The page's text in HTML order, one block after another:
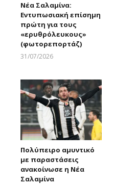
Νέα Σαλαμίνα:
Εντυπωσιακή επίσημη
πρώτη για τους
«ερυθρόλευκους»
(φωτορεπορτάζ)
31/07/2026
Πολύπειρο αμυντικό
με παραστάσεις
ανακοίνωσε η Νέα
Σαλαμίνα